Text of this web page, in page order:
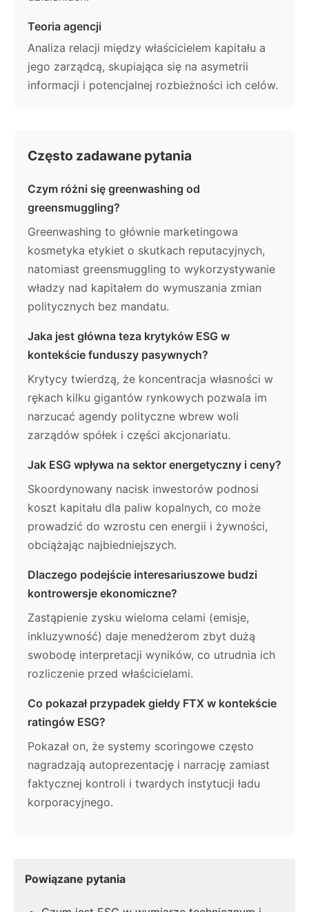
Teoria agencji
Analiza relacji między właścicielem kapitału a
jego zarządcą, skupiająca się na asymetrii
informacji i potencjalnej rozbieżności ich celów.
Często zadawane pytania
Czym różni się greenwashing od
greensmuggling?
Greenwashing to głównie marketingowa
kosmetyka etykiet o skutkach reputacyjnych,
natomiast greensmuggling to wykorzystywanie
władzy nad kapitałem do wymuszania zmian
politycznych bez mandatu.
Jaka jest główna teza krytyków ESG w
kontekście funduszy pasywnych?
Krytycy twierdzą, że koncentracja własności w
rękach kilku gigantów rynkowych pozwala im
narzucać agendy polityczne wbrew woli
zarządów spółek i części akcjonariatu.
Jak ESG wpływa na sektor energetyczny i ceny?
Skoordynowany nacisk inwestorów podnosi
koszt kapitału dla paliw kopalnych, co może
prowadzić do wzrostu cen energii i żywności,
obciążając najbiedniejszych.
Dlaczego podejście interesariuszowe budzi
kontrowersje ekonomiczne?
Zastąpienie zysku wieloma celami (emisje,
inkluzywność) daje menedżerom zbyt dużą
swobodę interpretacji wyników, co utrudnia ich
rozliczenie przed właścicielami.
Co pokazał przypadek giełdy FTX w kontekście
ratingów ESG?
Pokazał on, że systemy scoringowe często
nagradzają autoprezentację i narrację zamiast
faktycznej kontroli i twardych instytucji ładu
korporacyjnego.
Powiązane pytania